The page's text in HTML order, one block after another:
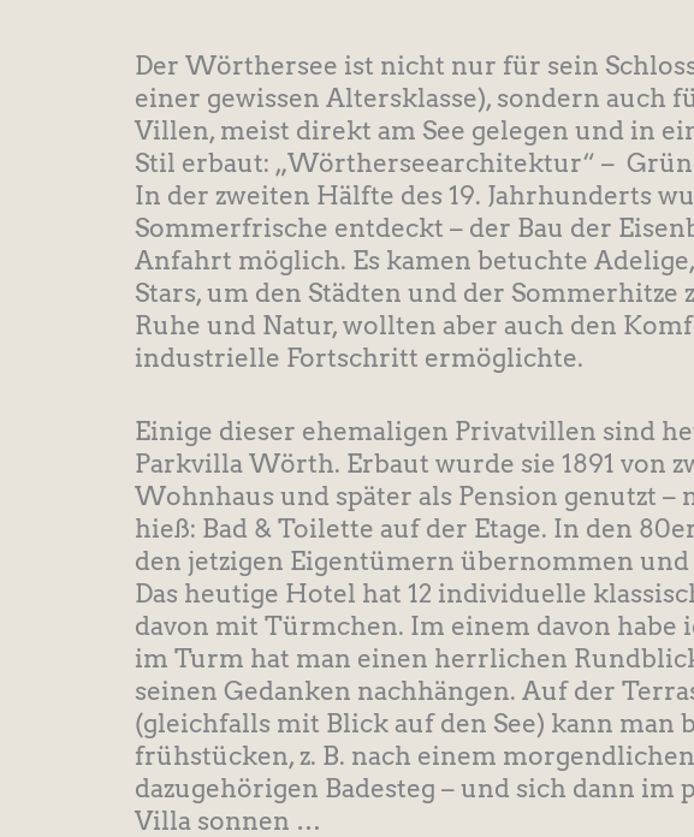
Der Wörthersee ist nicht nur für sein
einer gewissen Altersklasse), sondern auch
Villen, meist direkt am See gelegen und in
Stil erbaut: „Wörtherseearchitektur“ –
In der zweiten Hälfte des 19. Jahrhunderts
Sommerfrische entdeckt – der Bau der
Anfahrt möglich. Es kamen betuchte
Stars, um den Städten und der Sommerhitze
Ruhe und Natur, wollten aber auch den
industrielle Fortschritt ermöglichte.
Einige dieser ehemaligen Privatvillen sind
Parkvilla Wörth. Erbaut wurde sie 1891 von
Wohnhaus und später als Pension genutzt –
hieß: Bad & Toilette auf der Etage. In den
den jetzigen Eigentümern übernommen
Das heutige Hotel hat 12 individuelle
davon mit Türmchen. Im einem davon habe
im Turm hat man einen herrlichen
seinen Gedanken nachhängen. Auf der
(gleichfalls mit Blick auf den See) kann man
frühstücken, z. B. nach einem
dazugehörigen Badesteg – und sich dann
Villa sonnen …